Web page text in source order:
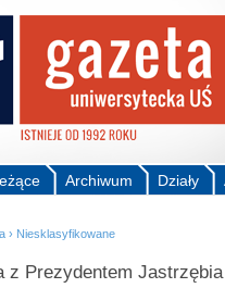
Działy
Archiwum
› Niesklasyfikowane
z Prezydentem